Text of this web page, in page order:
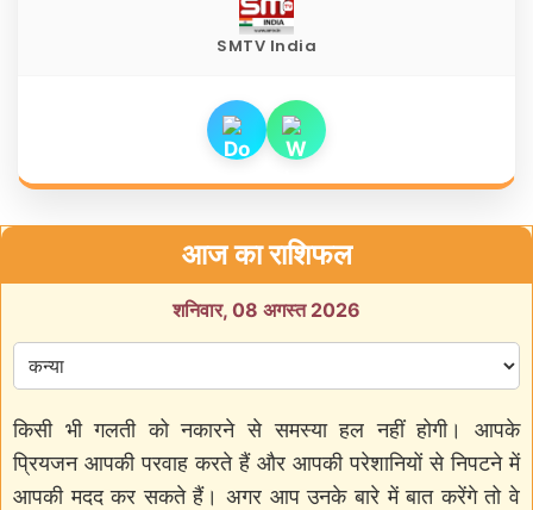
SMTV India
आज का राशिफल
शनिवार, 08 अगस्त 2026
किसी भी गलती को नकारने से समस्या हल नहीं होगी। आपके
प्रियजन आपकी परवाह करते हैं और आपकी परेशानियों से निपटने में
आपकी मदद कर सकते हैं। अगर आप उनके बारे में बात करेंगे तो वे